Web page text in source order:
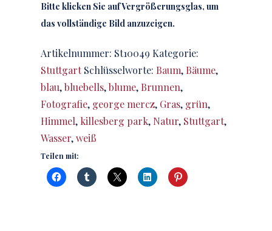
Bitte klicken Sie auf Vergrößerungsglas, um
das vollständige Bild anzuzeigen.
Artikelnummer: St10049 Kategorie:
Stuttgart Schlüsselworte: Baum, Bäume,
blau,bluebells,blume, Brunnen,
Fotografie, george mercz, Gras, grün,
Himmel, killesberg park, Natur, Stuttgart,
Wasser,weiß
Teilen mit: